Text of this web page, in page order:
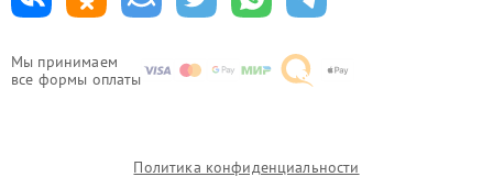
Мы принимаем
все формы оплаты
Политика конфиденциальности